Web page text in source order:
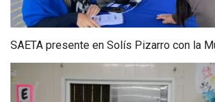
SAETA presente en Solís Pizarro con la